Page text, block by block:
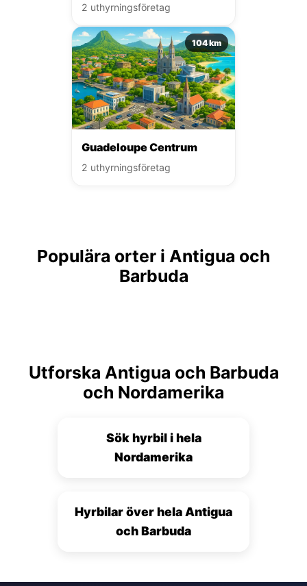
2 uthyrningsföretag
104 km
Guadeloupe Centrum
2 uthyrningsföretag
Populära orter i Antigua och
Barbuda
Utforska Antigua och Barbuda
och Nordamerika
Sök hyrbil i hela
Nordamerika
Hyrbilar över hela Antigua
och Barbuda